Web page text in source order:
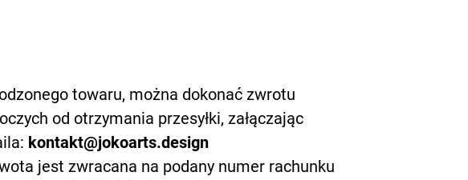
towaru, można dokonać zwrotu
od otrzymania przesyłki, załączając
kontakt@jokoarts.design
jest zwracana na podany numer rachunku